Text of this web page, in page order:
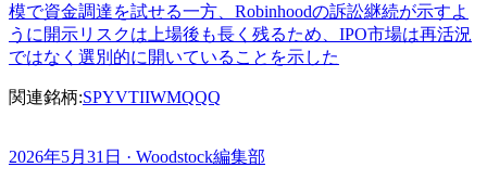
模で資金調達を試せる一方、Robinhoodの訴訟継続が示すよ
うに開示リスクは上場後も長く残るため、IPO市場は再活況
ではなく選別的に開いていることを示した
関連銘柄:SPYVTIIWMQQQ
2026年5月31日 · Woodstock編集部